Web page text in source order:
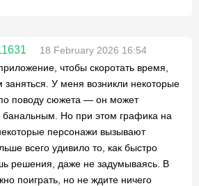
18 February 2026 16:54
чтобы скоротать время,
заняться. У меня возникли некоторые
поводу сюжета — он может
банальным. Но при этом графика на
персонажи вызывают
всего удивило то, как быстро
решения, даже не задумываясь. В
поиграть, но не ждите ничего